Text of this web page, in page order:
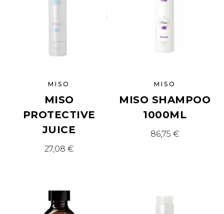
MISO
MISO
PROTECTIVE
JUICE
27,08€
MISO
MISO SHAMPOO
1000ML
86,75€